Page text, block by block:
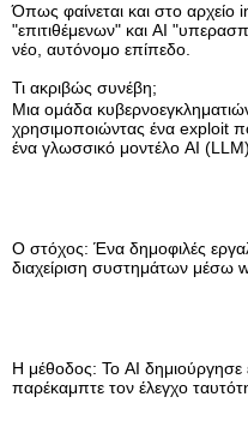
Όπως φαίνεται και στο
"επιτιθέμενων" και AI
νέο, αυτόνομο επίπεδο.
Τι ακριβώς συνέβη;
Μια ομάδα
χρησιμοποιώντας ένα exploit
ένα γλωσσικό μοντέλο AI (LLM).
Ο στόχος: Ένα δημοφιλές
διαχείριση συστημάτων μέσω
Η μέθοδος: Το AI
παρέκαμπτε τον έλεγχο